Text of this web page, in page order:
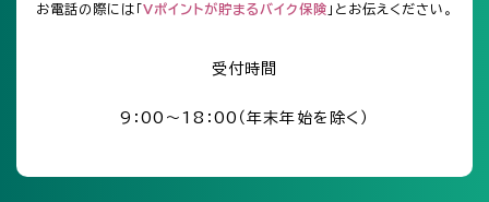
お電話の際には「Vポイントが貯まるバイク保険 」とお伝えください。
受付時間
9：00～18：00（年末年始を除く）